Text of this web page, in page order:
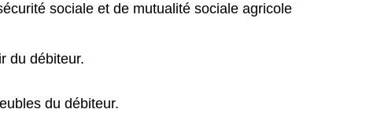
sociale et de mutualité sociale agricole
du débiteur.
du débiteur.